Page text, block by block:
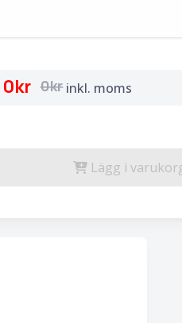
0kr 0kr inkl. moms
Lägg i